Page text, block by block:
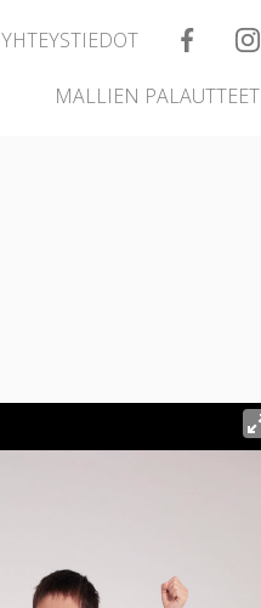
YHTEYSTIEDOT
MALLIEN PALAUTTEET